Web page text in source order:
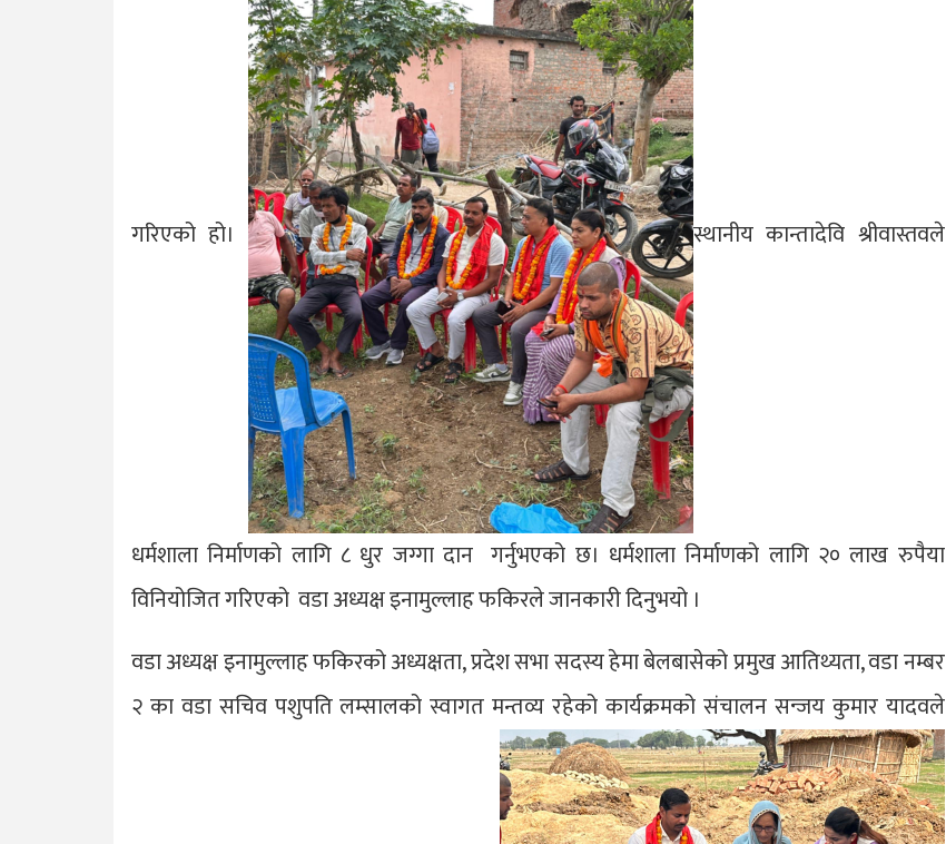
गरिएको हो। स्थानीय कान्तादेवि श्रीवास्तवले
धर्मशाला निर्माणको लागि ८ धुर जग्गा दान गर्नुभएको छ। धर्मशाला निर्माणको लागि २० लाख रुपैया
विनियोजित गरिएको वडा अध्यक्ष इनामुल्लाह फकिरले जानकारी दिनुभयो ।
वडा अध्यक्ष इनामुल्लाह फकिरको अध्यक्षता, प्रदेश सभा सदस्य हेमा बेलबासेको प्रमुख आतिथ्यता, वडा नम्बर
२ का वडा सचिव पशुपति लम्सालको स्वागत मन्तव्य रहेको कार्यक्रमको संचालन सन्जय कुमार यादवले